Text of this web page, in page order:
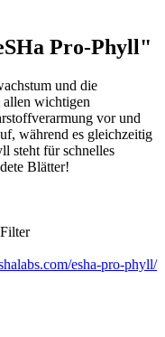
Pro-Phyll"
und die
allen wichtigen
vor und
während es gleichzeitig
steht für schnelles
Blätter!
esha-pro-phyll/